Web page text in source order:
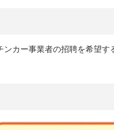
カー事業者の招聘を希望